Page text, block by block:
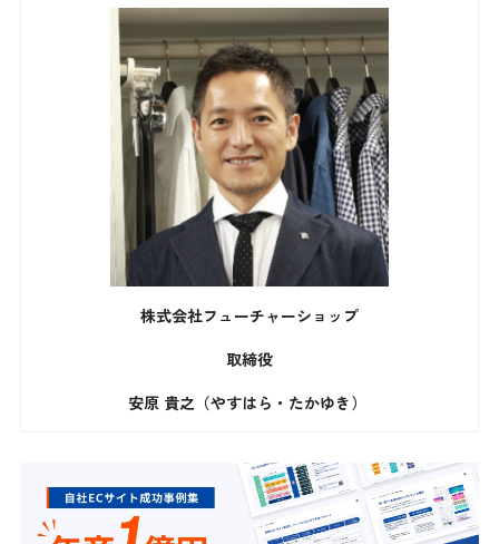
株式会社フューチャーショップ
取締役
安原 貴之（やすはら・たかゆき）